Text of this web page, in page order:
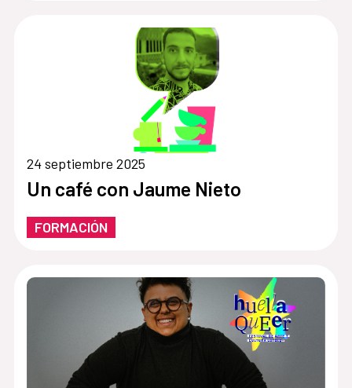
24 septiembre 2025
Un café con Jaume Nieto
FORMACIÓN